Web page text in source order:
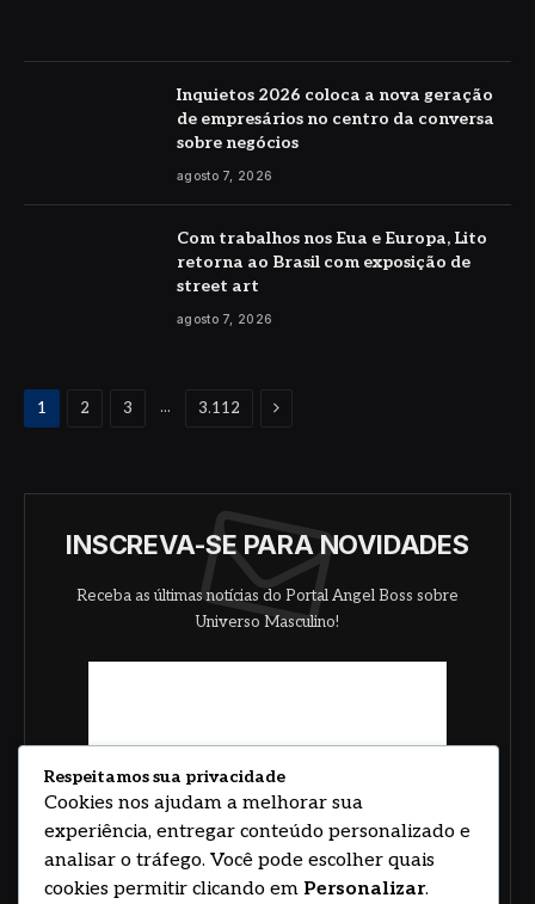
Inquietos 2026 coloca a nova geração
de empresários no centro da conversa
sobre negócios
agosto 7, 2026
Com trabalhos nos Eua e Europa, Lito
retorna ao Brasil com exposição de
street art
agosto 7, 2026
1 2 3 ... 3.112 Proximo
INSCREVA-SE PARA NOVIDADES
Receba as últimas notícias do Portal Angel Boss sobre
Universo Masculino!
Respeitamos sua privacidade
Cookies nos ajudam a melhorar sua
experiência, entregar conteúdo personalizado e
analisar o tráfego. Você pode escolher quais
cookies permitir clicando em Personalizar.